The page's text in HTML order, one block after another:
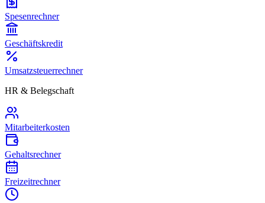
Spesenrechner
Geschäftskredit
Umsatzsteuerrechner
HR & Belegschaft
Mitarbeiterkosten
Gehaltsrechner
Freizeitrechner